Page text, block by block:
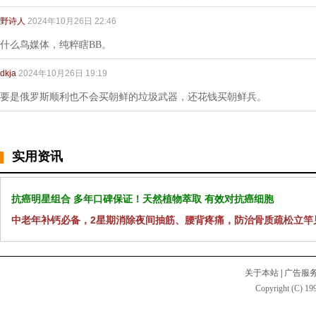
野诗人 2024年10月26日 22:46
什么鸟媒体，纯粹瞎BB。
dkja 2024年10月26日 19:19
要是俄罗斯顺利也不会买朝鲜的垃圾武器，还花钱买朝鲜兵。
实用资讯
抗癌明星组合 多年口碑保证！天然植物萃取 有效对抗癌细胞
中老年补钙必备，2星期消除夜间抽筋、腰背疼痛，防治骨质疏松立竿
关于本站
广告服
Copyright (C)